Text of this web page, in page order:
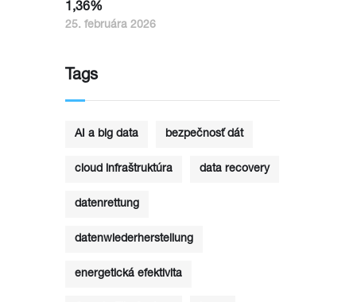
1,36%
25. februára 2026
Tags
AI a big data bezpečnosť dát
cloud infraštruktúra data recovery
datenrettung
datenwiederherstellung
energetická efektivita